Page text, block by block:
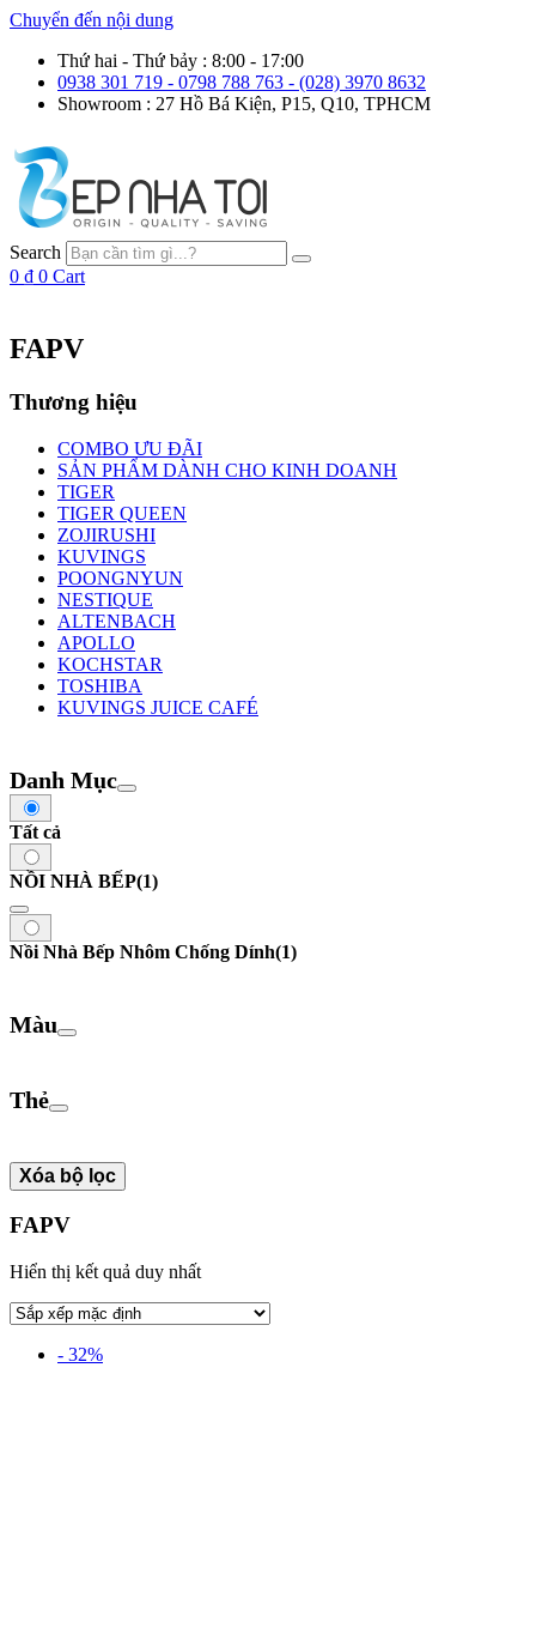
Chuyển đến nội dung
Thứ hai - Thứ bảy : 8:00 - 17:00
0938 301 719 - 0798 788 763 - (028) 3970 8632
Showroom : 27 Hồ Bá Kiện, P15, Q10, TPHCM
Search
0 ₫ 0 Cart
FAPV
Thương hiệu
COMBO ƯU ĐÃI
SẢN PHẨM DÀNH CHO KINH DOANH
TIGER
TIGER QUEEN
ZOJIRUSHI
KUVINGS
POONGNYUN
NESTIQUE
ALTENBACH
APOLLO
KOCHSTAR
TOSHIBA
KUVINGS JUICE CAFÉ
Danh Mục
Tất cả
NỒI NHÀ BẾP(1)
Nồi Nhà Bếp Nhôm Chống Dính(1)
Màu
Thẻ
Xóa bộ lọc
FAPV
Hiển thị kết quả duy nhất
- 32%